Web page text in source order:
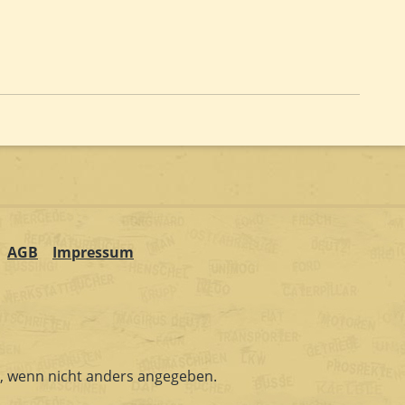
AGB Impressum
nicht anders angegeben.